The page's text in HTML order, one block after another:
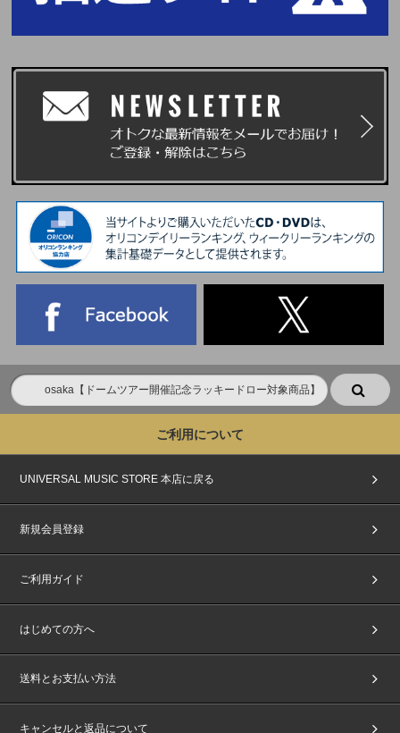
ご利用について
UNIVERSAL MUSIC STORE 本店に戻る
新規会員登録
ご利用ガイド
はじめての方へ
送料とお支払い方法
キャンセルと返品について